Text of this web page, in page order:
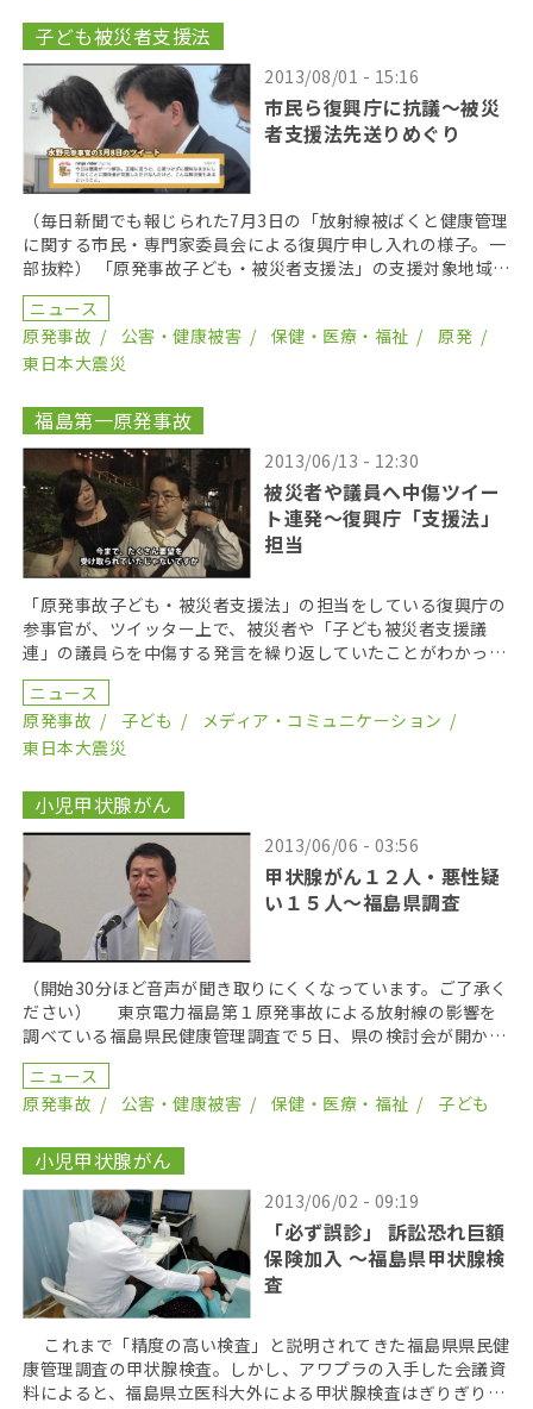
子ども被災者支援法
2013/08/01 - 15:16
市民ら復興庁に抗議〜被災
者支援法先送りめぐり
（毎日新聞でも報じられた7月3日の「放射線被ばくと健康管理
に関する市民・専門家委員会による復興庁申し入れの様子。一
部抜粋） 「原発事故子ども・被災者支援法」の支援対象地域づ
くりに関連し、復興庁は今年３月、策定に関する責任 […]
ニュース
原発事故
公害・健康被害 保健・医療・福祉
原発
東日本大震災
福島第一原発事故
2013/06/13 - 12:30
被災者や議員へ中傷ツイー
ト連発〜復興庁「支援法」
担当
「原発事故子ども・被災者支援法」の担当をしている復興庁の
参事官が、ツイッター上で、被災者や「子ども被災者支援議
連」の議員らを中傷する発言を繰り返していたことがわかっ
た。参事官は、国会議員から質問通告を受けることを「被弾」
[…]
ニュース
原発事故
子ども
メディア・コミュニケーション
東日本大震災
小児甲状腺がん
2013/06/06 - 03:56
甲状腺がん１２人・悪性疑
い１５人〜福島県調査
（開始30分ほど音声が聞き取りにくくなっています。ご了承く
ださい） 東京電力福島第１原発事故による放射線の影響を
調べている福島県民健康管理調査で５日、県の検討会が開か
れ、事故当時１８歳以下だった子どもの甲状腺がんが、 […]
ニュース
原発事故
公害・健康被害 保健・医療・福祉 子ども
小児甲状腺がん
2013/06/02 - 09:19
「必ず誤診」 訴訟恐れ巨額
保険加入 ～福島県甲状腺検
査
これまで「精度の高い検査」と説明されてきた福島県県民健
康管理調査の甲状腺検査。しかし、アワプラの入手した会議資
料によると、福島県立医科大外による甲状腺検査はぎりぎりの